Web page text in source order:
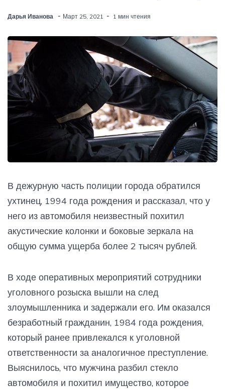
Дарья Иванова Март 25, 2021 1 мин чтения
В дежурную часть полиции города обратился
ухтинец, 1994 года рождения и рассказал, что у
него из автомобиля неизвестный похитил
акустические колонки и боковые зеркала на
общую сумма ущерба более 2 тысяч рублей.
В ходе оперативных мероприятий сотрудники
уголовного розыска вышли на след
злоумышленника и задержали его. Им оказался
безработный гражданин, 1984 года рождения,
который ранее привлекался к уголовной
ответственности за аналогичное преступление.
Выяснилось, что мужчина разбил стекло
автомобиля и похитил имущество, которое